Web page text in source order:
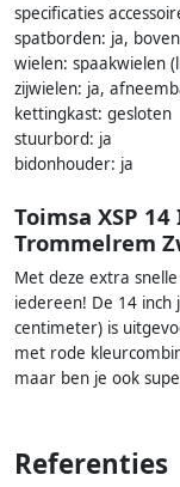
specificaties
spatborden: ja,
wielen: spaakwielen
zijwielen: ja,
kettingkast: gesloten
stuurbord: ja
bidonhouder: ja
Toimsa XSP
Trommelrem
Met deze extra
iedereen! De 14
centimeter) is
met rode
maar ben je ook
Referenties